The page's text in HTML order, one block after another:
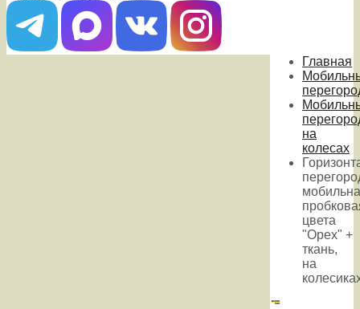
Главная
на
колесах
цвета
"Орех" +
ткань,
на